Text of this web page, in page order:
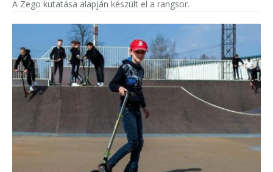
A Zego kutatása alapján készült el a rangsor.